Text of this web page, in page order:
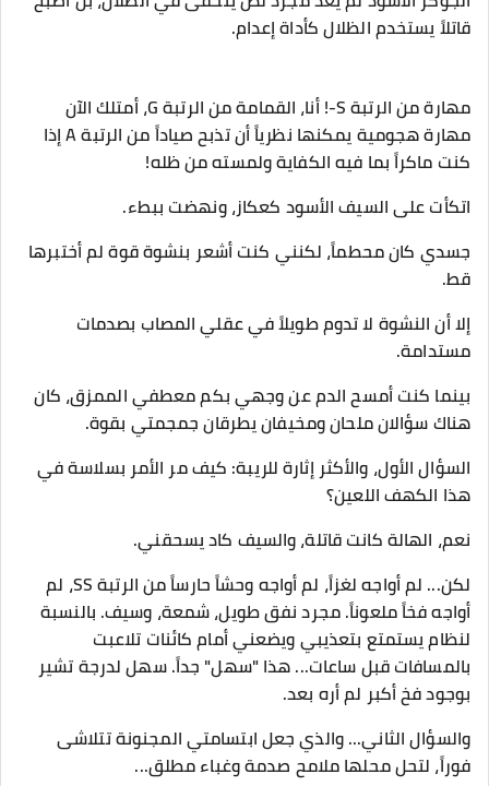
قاتلاً يستخدم الظلال كأداة إعدام.
مهارة من الرتبة S-! أنا، القمامة من الرتبة G، أمتلك الآن
مهارة هجومية يمكنها نظرياً أن تذبح صياداً من الرتبة A إذا
كنت ماكراً بما فيه الكفاية ولمسته من ظله!
​اتكأت على السيف الأسود كعكاز، ونهضت ببطء.
جسدي كان محطماً، لكنني كنت أشعر بنشوة قوة لم أختبرها
قط.
​إلا أن النشوة لا تدوم طويلاً في عقلي المصاب بصدمات
مستدامة.
​بينما كنت أمسح الدم عن وجهي بكم معطفي الممزق، كان
هناك سؤالان ملحان ومخيفان يطرقان جمجمتي بقوة.
​السؤال الأول، والأكثر إثارة للريبة: كيف مر الأمر بسلاسة في
هذا الكهف اللعين؟
نعم، الهالة كانت قاتلة، والسيف كاد يسحقني.
لكن... لم أواجه لغزاً، لم أواجه وحشاً حارساً من الرتبة SS، لم
أواجه فخاً ملعوناً. مجرد نفق طويل، شمعة، وسيف. بالنسبة
لنظام يستمتع بتعذيبي ويضعني أمام كائنات تلاعبت
بالمسافات قبل ساعات... هذا "سهل" جداً. سهل لدرجة تشير
بوجود فخ أكبر لم أره بعد.
​والسؤال الثاني... والذي جعل ابتسامتي المجنونة تتلاشى
فوراً، لتحل محلها ملامح صدمة وغباء مطلق...